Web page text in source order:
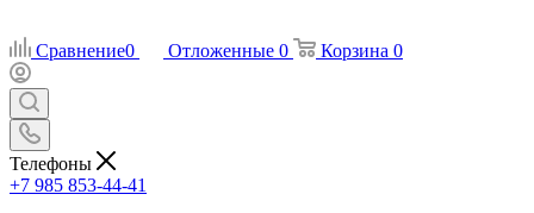
Сравнение0 Отложенные 0 Корзина 0
Телефоны
+7 985 853-44-41